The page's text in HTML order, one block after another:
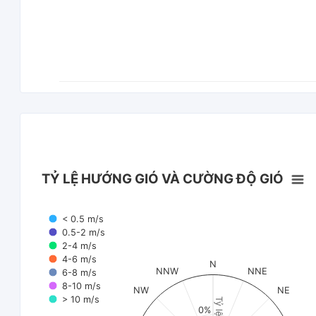
TỶ LỆ HƯỚNG GIÓ VÀ CƯỜNG ĐỘ GIÓ
< 0.5 m/s
0.5-2 m/s
2-4 m/s
4-6 m/s
6-8 m/s
8-10 m/s
> 10 m/s
N
NNE
NE
NW
NNW
0%